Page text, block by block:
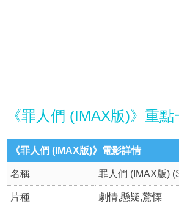
《罪人們 (IMAX版)》重
《罪人們 (IMAX版)》電影詳情
名稱 罪人們 (IMAX版)
片種 劇情,懸疑,驚慄